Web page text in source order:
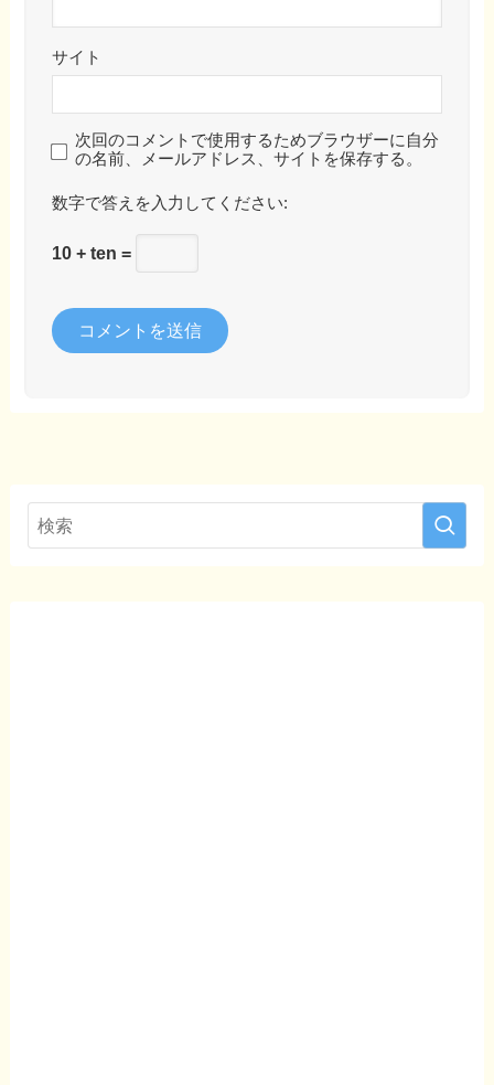
サイト
次回のコメントで使用するためブラウザーに自分
の名前、メールアドレス、サイトを保存する。
数字で答えを入力してください:
10 + ten =